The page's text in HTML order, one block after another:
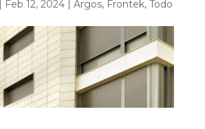
| Feb 12, 2024| Argos, Frontek, Todo